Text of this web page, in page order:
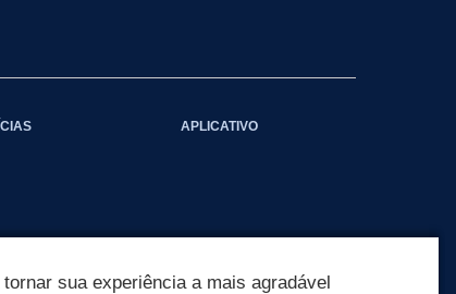
APLICATIVO
sua experiência a mais agradável